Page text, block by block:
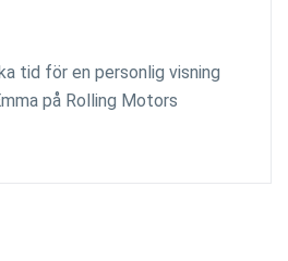
tid för en personlig visning
på Rolling Motors